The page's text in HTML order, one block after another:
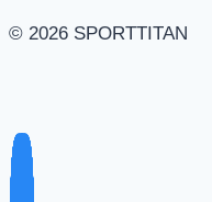
© 2026 SPORTTITAN